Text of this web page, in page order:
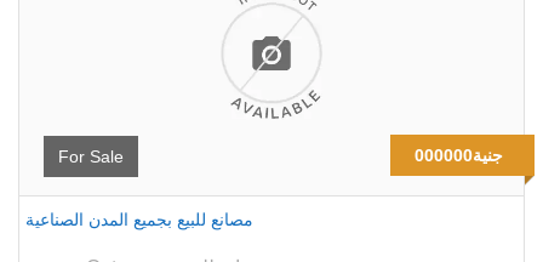
For Sale 000000جنية
مصانع للبيع بجميع المدن الصناعية